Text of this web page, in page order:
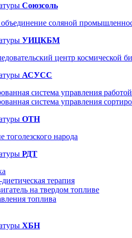
Союзсоль
соляной
УИЦКБМ
центр
АСУСС
система управления
система управления
ОТН
тоголезского народа
РДТ
диетическая терапия
на твердом топливе
топлива
ХБН